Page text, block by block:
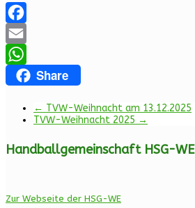
Facebook
Email
WhatsApp
Share
← TVW-Weihnacht am 13.12.2025
TVW-Weihnacht 2025 →
Handballgemeinschaft HSG-WE
Zur Webseite der HSG-WE